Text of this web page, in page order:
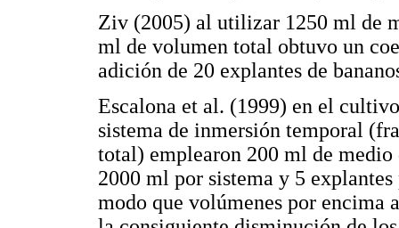
Ziv (2005) al utilizar 1250 ml de
ml de volumen total obtuvo un
adición de 20 explantes de
Escalona et al. (1999) en el
sistema de inmersión temporal
total) emplearon 200 ml de
2000 ml por sistema y 5
modo que volúmenes por encima